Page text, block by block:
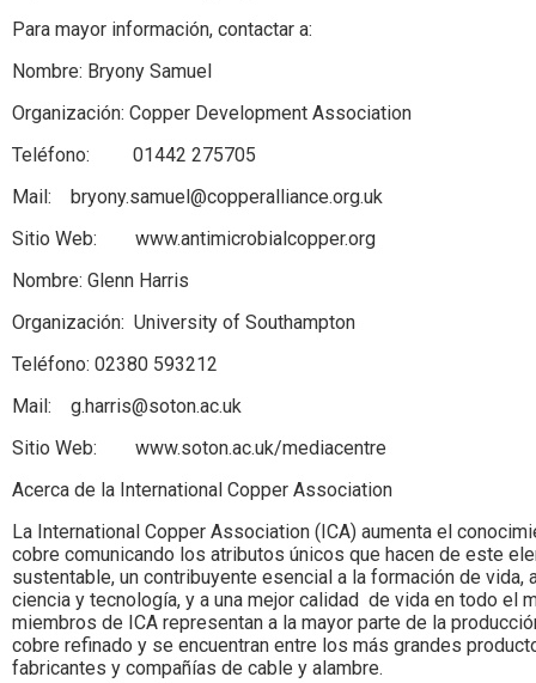
Para mayor información, contactar a:
Nombre: Bryony Samuel
Organización: Copper Development Association
Teléfono: 01442 275705
Mail: bryony.samuel@copperalliance.org.uk
Sitio Web: www.antimicrobialcopper.org
Nombre: Glenn Harris
Organización: University of Southampton
Teléfono: 02380 593212
Mail: g.harris@soton.ac.uk
Sitio Web: www.soton.ac.uk/mediacentre
Acerca de la International Copper Association
La International Copper Association (ICA) aumenta el
cobre comunicando los atributos únicos que hacen de este
sustentable, un contribuyente esencial a la formación de vida,
ciencia y tecnología, y a una mejor calidad de vida en todo el
miembros de ICA representan a la mayor parte de la
cobre refinado y se encuentran entre los más grandes
fabricantes y compañías de cable y alambre.